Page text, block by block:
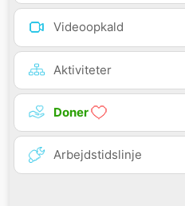
Videoopkald
Aktiviteter
Doner
Arbejdstidslinje